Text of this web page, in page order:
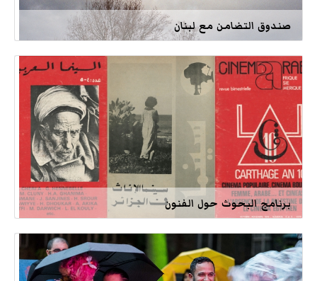
صندوق التضامن مع لبنان
برنامج البحوث حول الفنون